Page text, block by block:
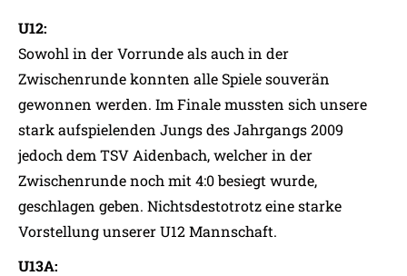
U12:
Sowohl in der Vorrunde als auch in der
Zwischenrunde konnten alle Spiele souverän
gewonnen werden. Im Finale mussten sich unsere
stark aufspielenden Jungs des Jahrgangs 2009
jedoch dem TSV Aidenbach, welcher in der
Zwischenrunde noch mit 4:0 besiegt wurde,
geschlagen geben. Nichtsdestotrotz eine starke
Vorstellung unserer U12 Mannschaft.
U13A: